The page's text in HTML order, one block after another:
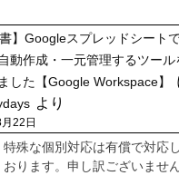
書】Googleスプレッドシート
動作成・一元管理するツール
した【Google Workspace】
より
22日
特殊な個別対応は有償で対応
おります。申し訳ございません